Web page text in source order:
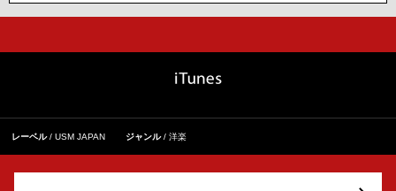
レーベル USM JAPAN ジャンル 洋楽